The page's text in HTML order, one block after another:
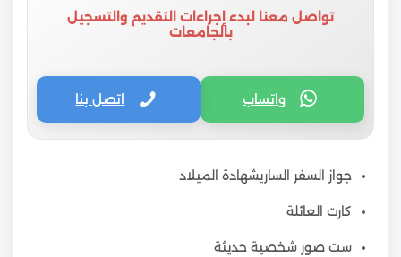
تواصل معنا لبدء إجراءات التقديم والتسجيل
بالجامعات
واتساب اتصل بنا
جواز السفر الساريشهادة الميلاد
كارت العائلة
ست صور شخصية حديثة